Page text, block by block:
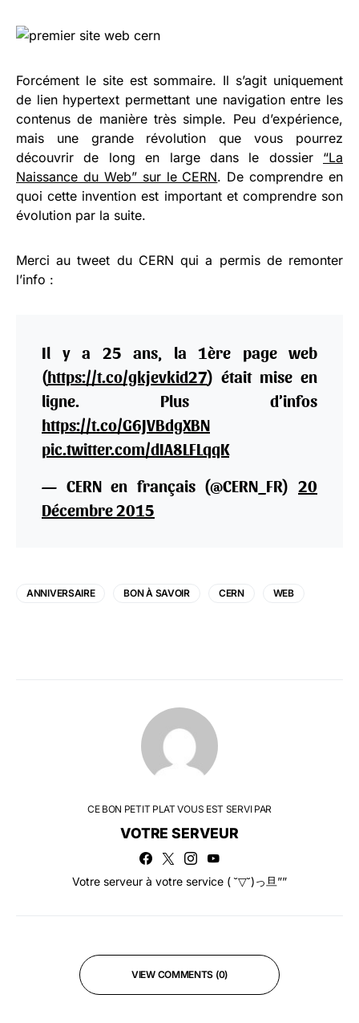
Forcément le site est sommaire. Il s’agit uniquement
de lien hypertext permettant une navigation entre les
contenus de manière très simple. Peu d’expérience,
mais une grande révolution que vous pourrez
découvrir de long en large dans le dossier “La
Naissance du Web” sur le CERN. De comprendre en
quoi cette invention est important et comprendre son
évolution par la suite.
Merci au tweet du CERN qui a permis de remonter
l’info :
Il y a 25 ans, la 1ère page web
(https://t.co/gkjevkid27) était mise en
ligne. Plus d’infos
https://t.co/G6JVBdgXBN
pic.twitter.com/dIA8LFLqqK
— CERN en français (@CERN_FR) 20
Décembre 2015
ANNIVERSAIRE BON À SAVOIR CERN WEB
CE BON PETIT PLAT VOUS EST SERVI PAR
VOTRE SERVEUR
Votre serveur à votre service ( ˘▽˘)っ旦””
VIEW COMMENTS (0)